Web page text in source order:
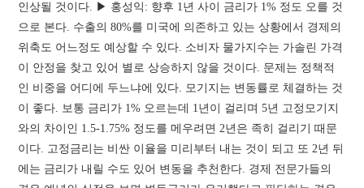
인상될 것이다. ▶ 홍성익: 향후 1년 사이 금리가 1% 정도 오를 것
으로 본다. 수출의 80%를 미국에 의존하고 있는 상황에서 경제의
위축도 어느정도 예상할 수 있다. 소비자 물가지수는 가솔린 가격
이 안정을 찾고 있어 별로 상승하지 않을 것이다. 문제는 정책적
인 비중을 어디에 두느냐에 있다. 모기지는 변동률로 체결하는 것
이 좋다. 보통 금리가 1% 오르는데 1년이 걸리며 5년 고정모기지
와의 차이인 1.5-1.75% 정도를 메우려면 2년은 족히 걸리기 때문
이다. 고정금리는 비싼 이율을 미리부터 내는 것이 되고 또 2년 뒤
에는 금리가 내릴 수도 있어 변동을 추천한다. 경제 전문가들의